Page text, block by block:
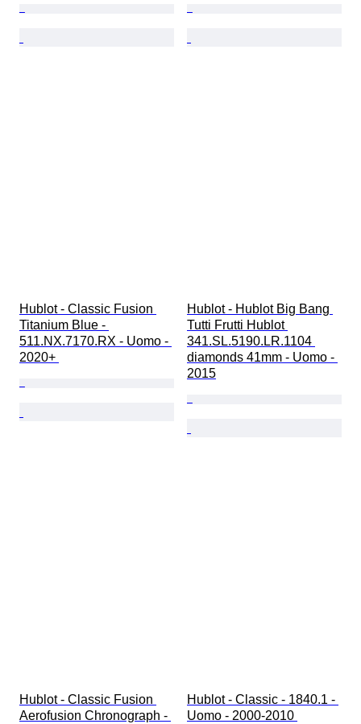
Hublot - Classic Fusion
Titanium Blue -
511.NX.7170.RX - Uomo -
2020+
Hublot - Hublot Big Bang
Tutti Frutti Hublot
341.SL.5190.LR.1104
diamonds 41mm - Uomo -
2015
Hublot - Classic Fusion
Aerofusion Chronograph -
Hublot - Classic - 1840.1 -
Uomo - 2000-2010